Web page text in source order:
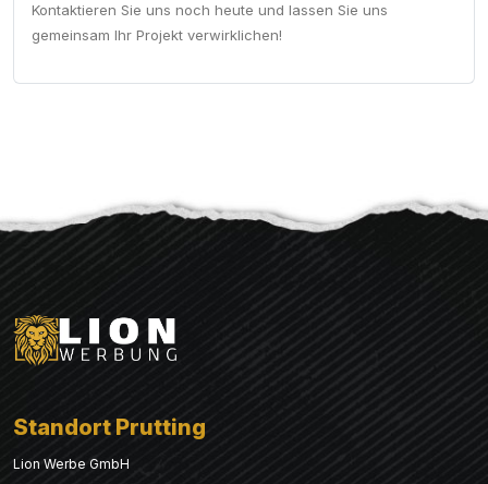
Kontaktieren Sie uns noch heute und lassen Sie uns
gemeinsam Ihr Projekt verwirklichen!
Standort Prutting
Lion Werbe GmbH